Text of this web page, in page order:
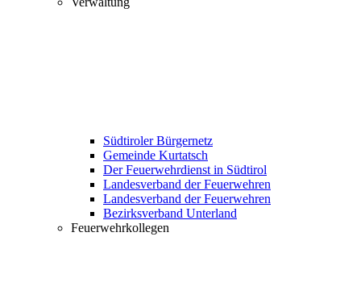
Südtiroler Bürgernetz
Gemeinde Kurtatsch
Der Feuerwehrdienst in Südtirol
Landesverband der Feuerwehren
Landesverband der Feuerwehren
Bezirksverband Unterland
Feuerwehrkollegen